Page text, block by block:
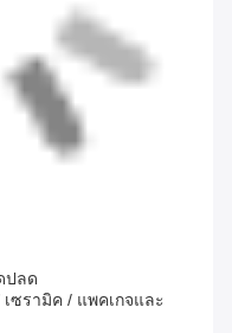
ปลด
ซรามิค / แพคเกจและ